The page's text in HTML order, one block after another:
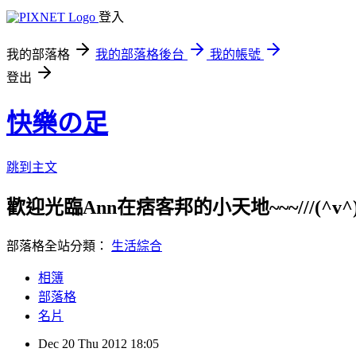
登入
我的部落格 我的部落格後台
我的帳號
登出
快樂の足
跳到主文
歡迎光臨Ann在痞客邦的小天地~~~///
部落格全站分類： 生活綜合
相簿
部落格
名片
Dec 20 Thu 2012 18:05